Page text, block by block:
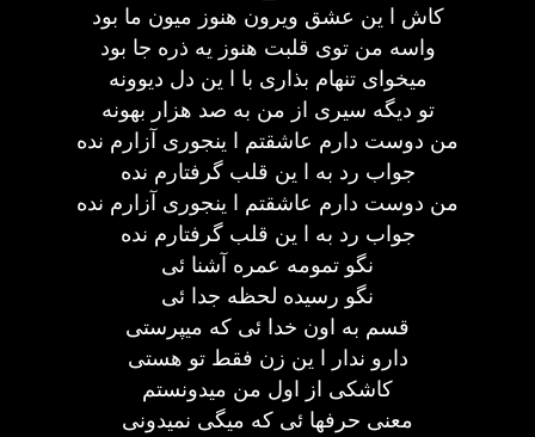
کاش ا ین عشق ویرون هنوز میون ما بود
واسه من توی قلبت هنوز یه ذره جا بود
میخوای تنهام بذاری با ا ین دل دیوونه
تو دیگه سیری از من به صد هزار بهونه
من دوست دارم عاشقتم ا ینجوری آزارم نده
جواب رد به ا ین قلب گرفتارم نده
من دوست دارم عاشقتم ا ینجوری آزارم نده
جواب رد به ا ین قلب گرفتارم نده
نگو تمومه عمره آشنا ئی
نگو رسیده لحظه جدا ئی
قسم به اون خدا ئی که میپرستی
دارو ندار ا ین زن فقط تو هستی
کاشکی از اول من میدونستم
معنی حرفها ئی که میگی نمیدونی